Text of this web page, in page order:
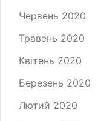
Червень 2020
Травень 2020
Квітень 2020
Березень 2020
Лютий 2020